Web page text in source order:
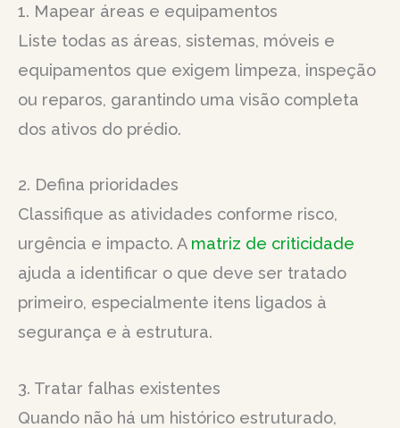
1. Mapear áreas e equipamentos
Liste todas as áreas, sistemas, móveis e
equipamentos que exigem limpeza, inspeção
ou reparos, garantindo uma visão completa
dos ativos do prédio.
2. Defina prioridades
Classifique as atividades conforme risco,
urgência e impacto. A matriz de criticidade
ajuda a identificar o que deve ser tratado
primeiro, especialmente itens ligados à
segurança e à estrutura.
3. Tratar falhas existentes
Quando não há um histórico estruturado,